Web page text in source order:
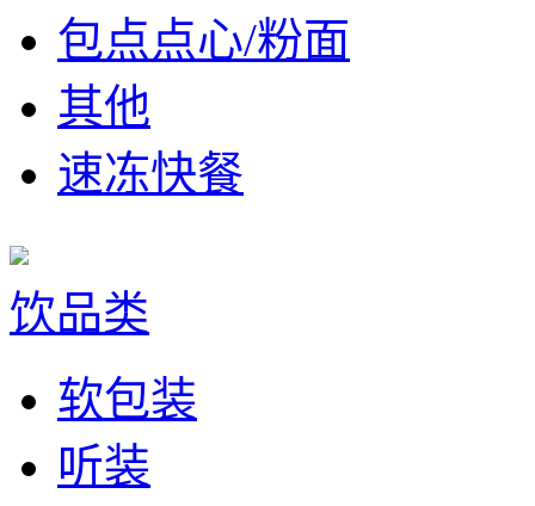
包点点心/粉面
其他
速冻快餐
饮品类
软包装
听装